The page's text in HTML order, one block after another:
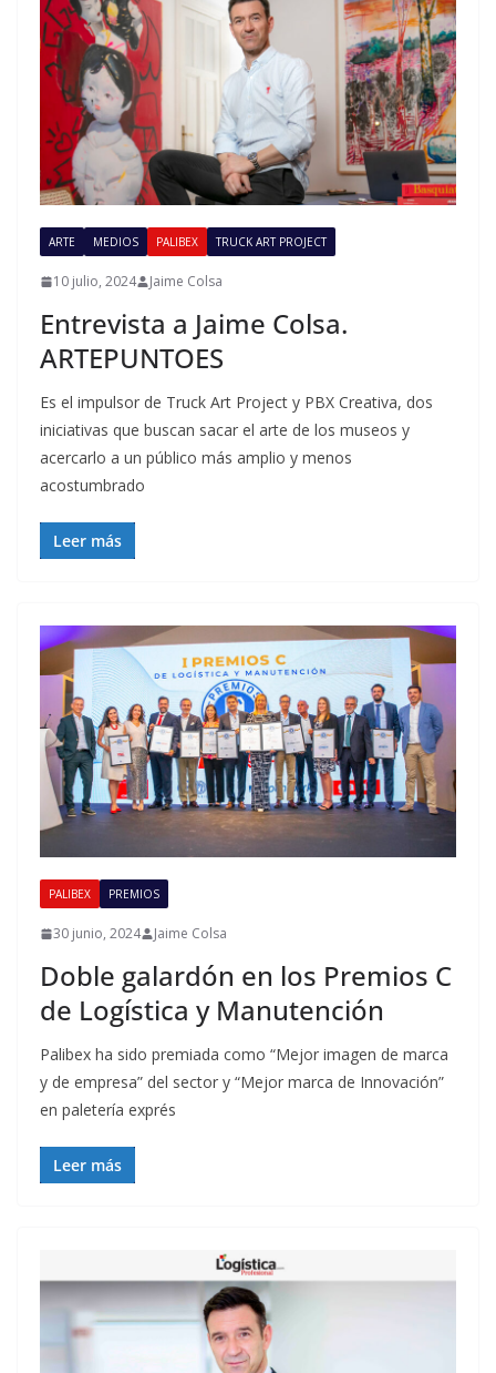
ARTE MEDIOS PALIBEX TRUCK ART PROJECT
10 julio, 2024 Jaime Colsa
Entrevista a Jaime Colsa.
ARTEPUNTOES
Es el impulsor de Truck Art Project y PBX Creativa, dos
iniciativas que buscan sacar el arte de los museos y
acercarlo a un público más amplio y menos
acostumbrado
Leer más
PALIBEX PREMIOS
30 junio, 2024 Jaime Colsa
Doble galardón en los Premios C
de Logística y Manutención
Palibex ha sido premiada como “Mejor imagen de marca
y de empresa” del sector y “Mejor marca de Innovación”
en paletería exprés
Leer más